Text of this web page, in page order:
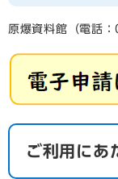
原爆資料館（電話
ご利用にあ